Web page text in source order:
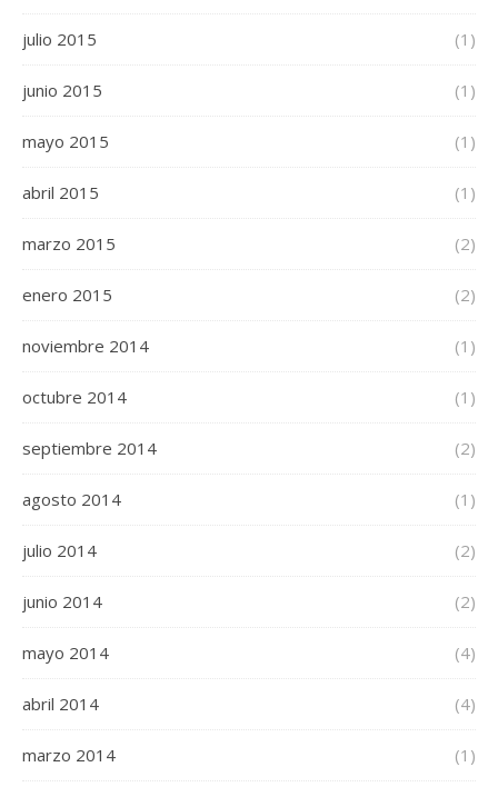
julio 2015 (1)
junio 2015 (1)
mayo 2015 (1)
abril 2015 (1)
marzo 2015 (2)
enero 2015 (2)
noviembre 2014 (1)
octubre 2014 (1)
septiembre 2014 (2)
agosto 2014 (1)
julio 2014 (2)
junio 2014 (2)
mayo 2014 (4)
abril 2014 (4)
marzo 2014 (1)